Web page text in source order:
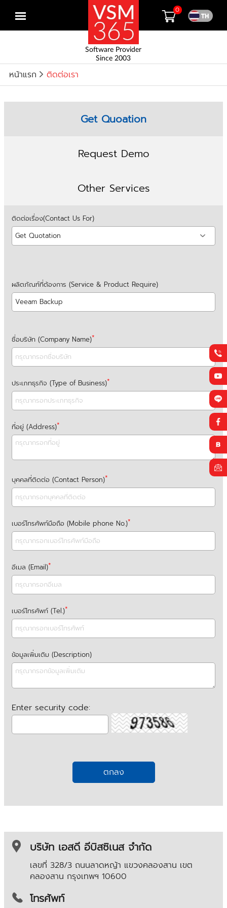
Open
Software Provider
Since 2003
0
หน้าแรก ติดต่อเรา
Get Quoation
Request Demo
Other Services
ติดต่อเรื่อง(Contact Us For)
ผลิตภัณฑ์ที่ต้องการ (Service & Product Require)
ชื่อบริษัท (Company Name)
ประเภทธุรกิจ (Type of Business)
ที่อยู่ (Address)
บุคคลที่ติดต่อ (Contact Person)
เบอร์โทรศัพท์มือถือ (Mobile phone No.)
อีเมล (Email)
เบอร์โทรศัพท์ (Tel.)
ข้อมูลเพิ่มเติม (Description)
Enter security code:
บริษัท เอสดี อีบิสซิเนส จำกัด
เลขที่ 328/3 ถนนลาดหญ้า แขวงคลองสาน เขต
คลองสาน กรุงเทพฯ 10600
โทรศัพท์